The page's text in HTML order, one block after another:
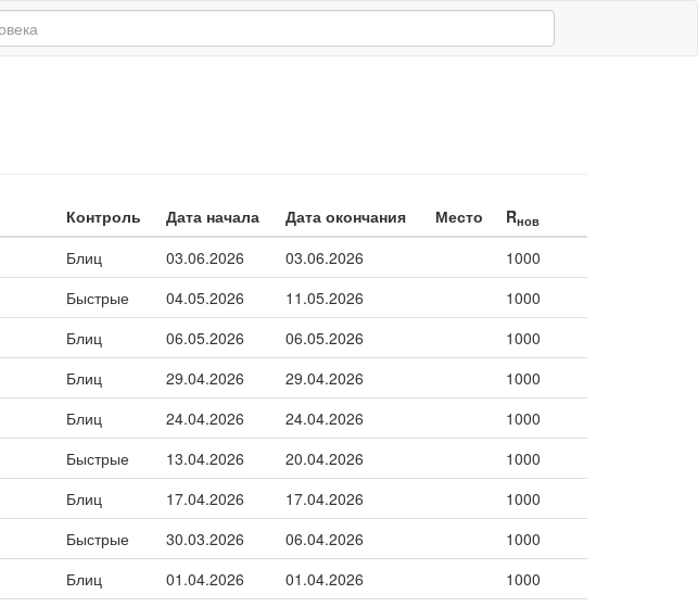
Контроль Дата начала Дата окончания Место Rнов
Блиц 03.06.2026 03.06.2026
1000
Быстрые 04.05.2026 11.05.2026
1000
Блиц 06.05.2026 06.05.2026
1000
Блиц 29.04.2026 29.04.2026
1000
Блиц 24.04.2026 24.04.2026
1000
Быстрые 13.04.2026 20.04.2026
1000
Блиц 17.04.2026 17.04.2026
1000
Быстрые 30.03.2026 06.04.2026
1000
Блиц 01.04.2026 01.04.2026
1000